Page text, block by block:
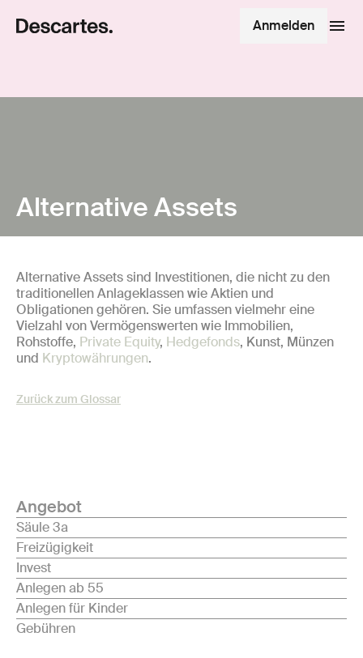
Anmelden
Alternative Assets
Alternative Assets sind Investitionen, die nicht zu den
traditionellen Anlageklassen wie Aktien und
Obligationen gehören. Sie umfassen vielmehr eine
Vielzahl von Vermögenswerten wie Immobilien,
Rohstoffe, Private Equity, Hedgefonds, Kunst, Münzen
und Kryptowährungen.
Zurück zum Glossar
Angebot
Säule 3a
Freizügigkeit
Invest
Anlegen ab 55
Anlegen für Kinder
Gebühren